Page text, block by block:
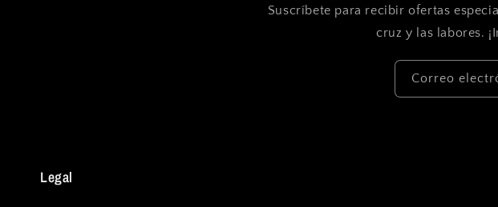
Suscríbete para recibir ofertas
cruz y las labores.
Correo
Legal